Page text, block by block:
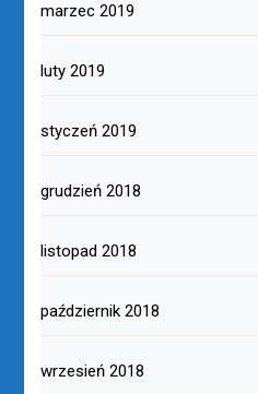
marzec 2019
luty 2019
styczeń 2019
grudzień 2018
listopad 2018
październik 2018
wrzesień 2018